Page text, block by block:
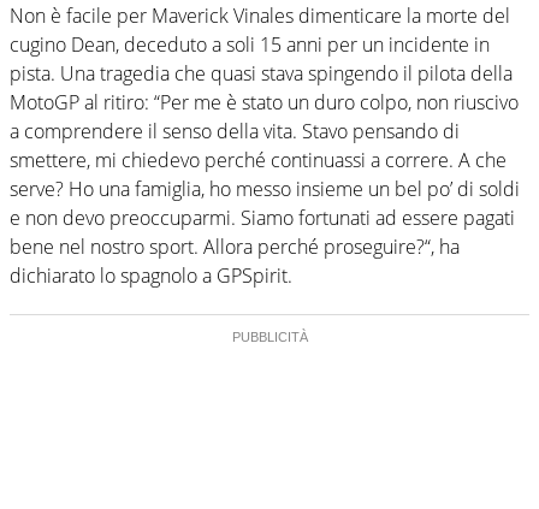
Non è facile per Maverick Vinales dimenticare la morte del
cugino Dean, deceduto a soli 15 anni per un incidente in
pista. Una tragedia che quasi stava spingendo il pilota della
MotoGP al ritiro: “Per me è stato un duro colpo, non riuscivo
a comprendere il senso della vita. Stavo pensando di
smettere, mi chiedevo perché continuassi a correre. A che
serve? Ho una famiglia, ho messo insieme un bel po’ di soldi
e non devo preoccuparmi. Siamo fortunati ad essere pagati
bene nel nostro sport. Allora perché proseguire?“, ha
dichiarato lo spagnolo a GPSpirit.